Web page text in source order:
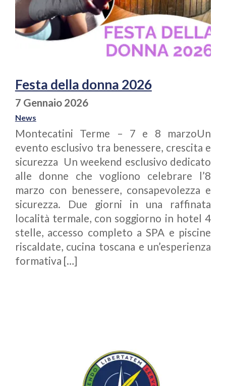
Festa della donna 2026
7 Gennaio 2026
News
Montecatini Terme – 7 e 8 marzoUn
evento esclusivo tra benessere, crescita e
sicurezza Un weekend esclusivo dedicato
alle donne che vogliono celebrare l’8
marzo con benessere, consapevolezza e
sicurezza. Due giorni in una raffinata
località termale, con soggiorno in hotel 4
stelle, accesso completo a SPA e piscine
riscaldate, cucina toscana e un’esperienza
formativa […]